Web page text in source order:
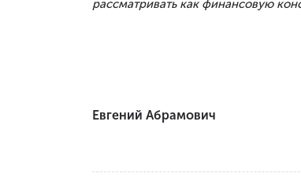
рассматривать как финансовую
Евгений Абрамович